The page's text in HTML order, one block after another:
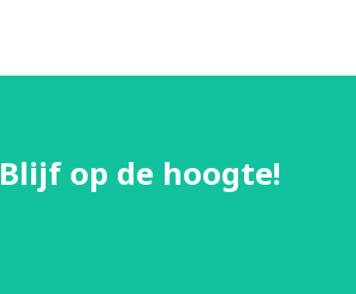
Blijf op de hoogte!